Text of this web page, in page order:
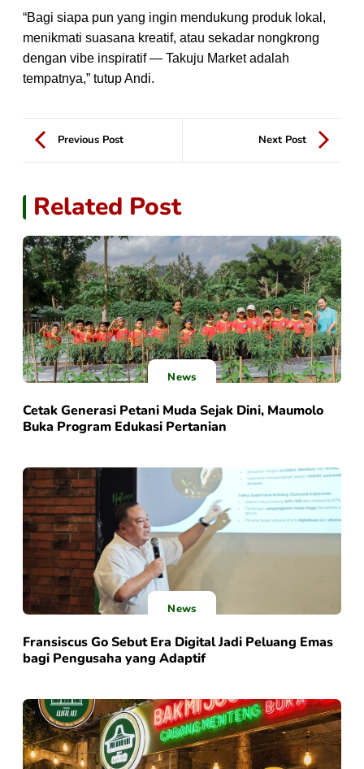
“Bagi siapa pun yang ingin mendukung produk lokal,
menikmati suasana kreatif, atau sekadar nongkrong
dengan vibe inspiratif — Takuju Market adalah
tempatnya,” tutup Andi.
Previous Post Next Post
Related Post
News
Cetak Generasi Petani Muda Sejak Dini, Maumolo
Buka Program Edukasi Pertanian
News
Fransiscus Go Sebut Era Digital Jadi Peluang Emas
bagi Pengusaha yang Adaptif